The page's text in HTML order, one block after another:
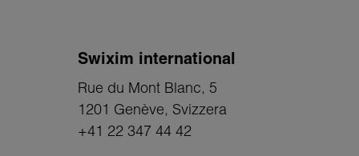
Swixim international
Rue du Mont Blanc, 5
1201 Genève, Svizzera
+41 22 347 44 42